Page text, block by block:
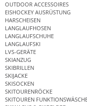
OUTDOOR ACCESSOIRES
EISHOCKEY AUSRÜSTUNG
HARSCHEISEN
LANGLAUFHOSEN
LANGLAUFSCHUHE
LANGLAUFSKI
LVS-GERÄTE
SKIANZUG
SKIBRILLEN
SKIJACKE
SKISOCKEN
SKITOURENRÖCKE
SKITOUREN